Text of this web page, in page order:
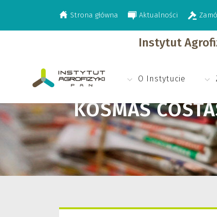
Strona główna Aktualności
Instytut
O Instytucie
KOSMAS
>Kosmas Costas